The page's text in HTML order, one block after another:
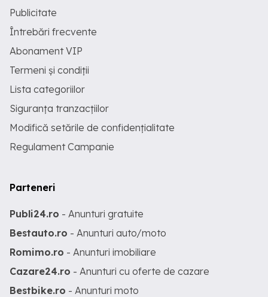
Publicitate
Întrebări frecvente
Abonament VIP
Termeni și condiții
Lista categoriilor
Siguranța tranzacțiilor
Modifică setările de confidențialitate
Regulament Campanie
Parteneri
Publi24.ro - Anunturi gratuite
Bestauto.ro - Anunturi auto/moto
Romimo.ro - Anunturi imobiliare
Cazare24.ro - Anunturi cu oferte de cazare
Bestbike.ro - Anunturi moto